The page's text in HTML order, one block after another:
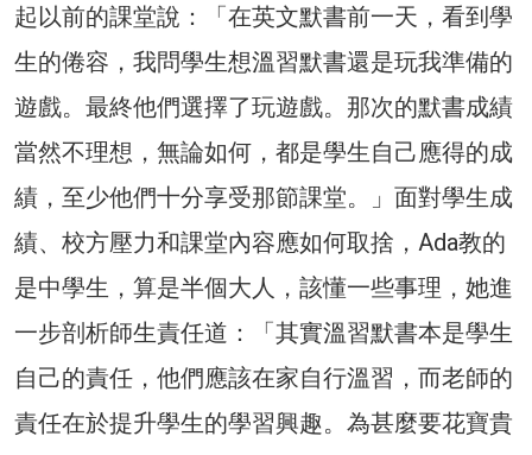
起以前的課堂說：「在英文默書前一天，看到學
生的倦容，我問學生想溫習默書還是玩我準備的
遊戲。最終他們選擇了玩遊戲。那次的默書成績
當然不理想，無論如何，都是學生自己應得的成
績，至少他們十分享受那節課堂。」面對學生成
績、校方壓力和課堂內容應如何取捨，Ada教的
是中學生，算是半個大人，該懂一些事理，她進
一步剖析師生責任道：「其實溫習默書本是學生
自己的責任，他們應該在家自行溫習，而老師的
責任在於提升學生的學習興趣。為甚麼要花寶貴